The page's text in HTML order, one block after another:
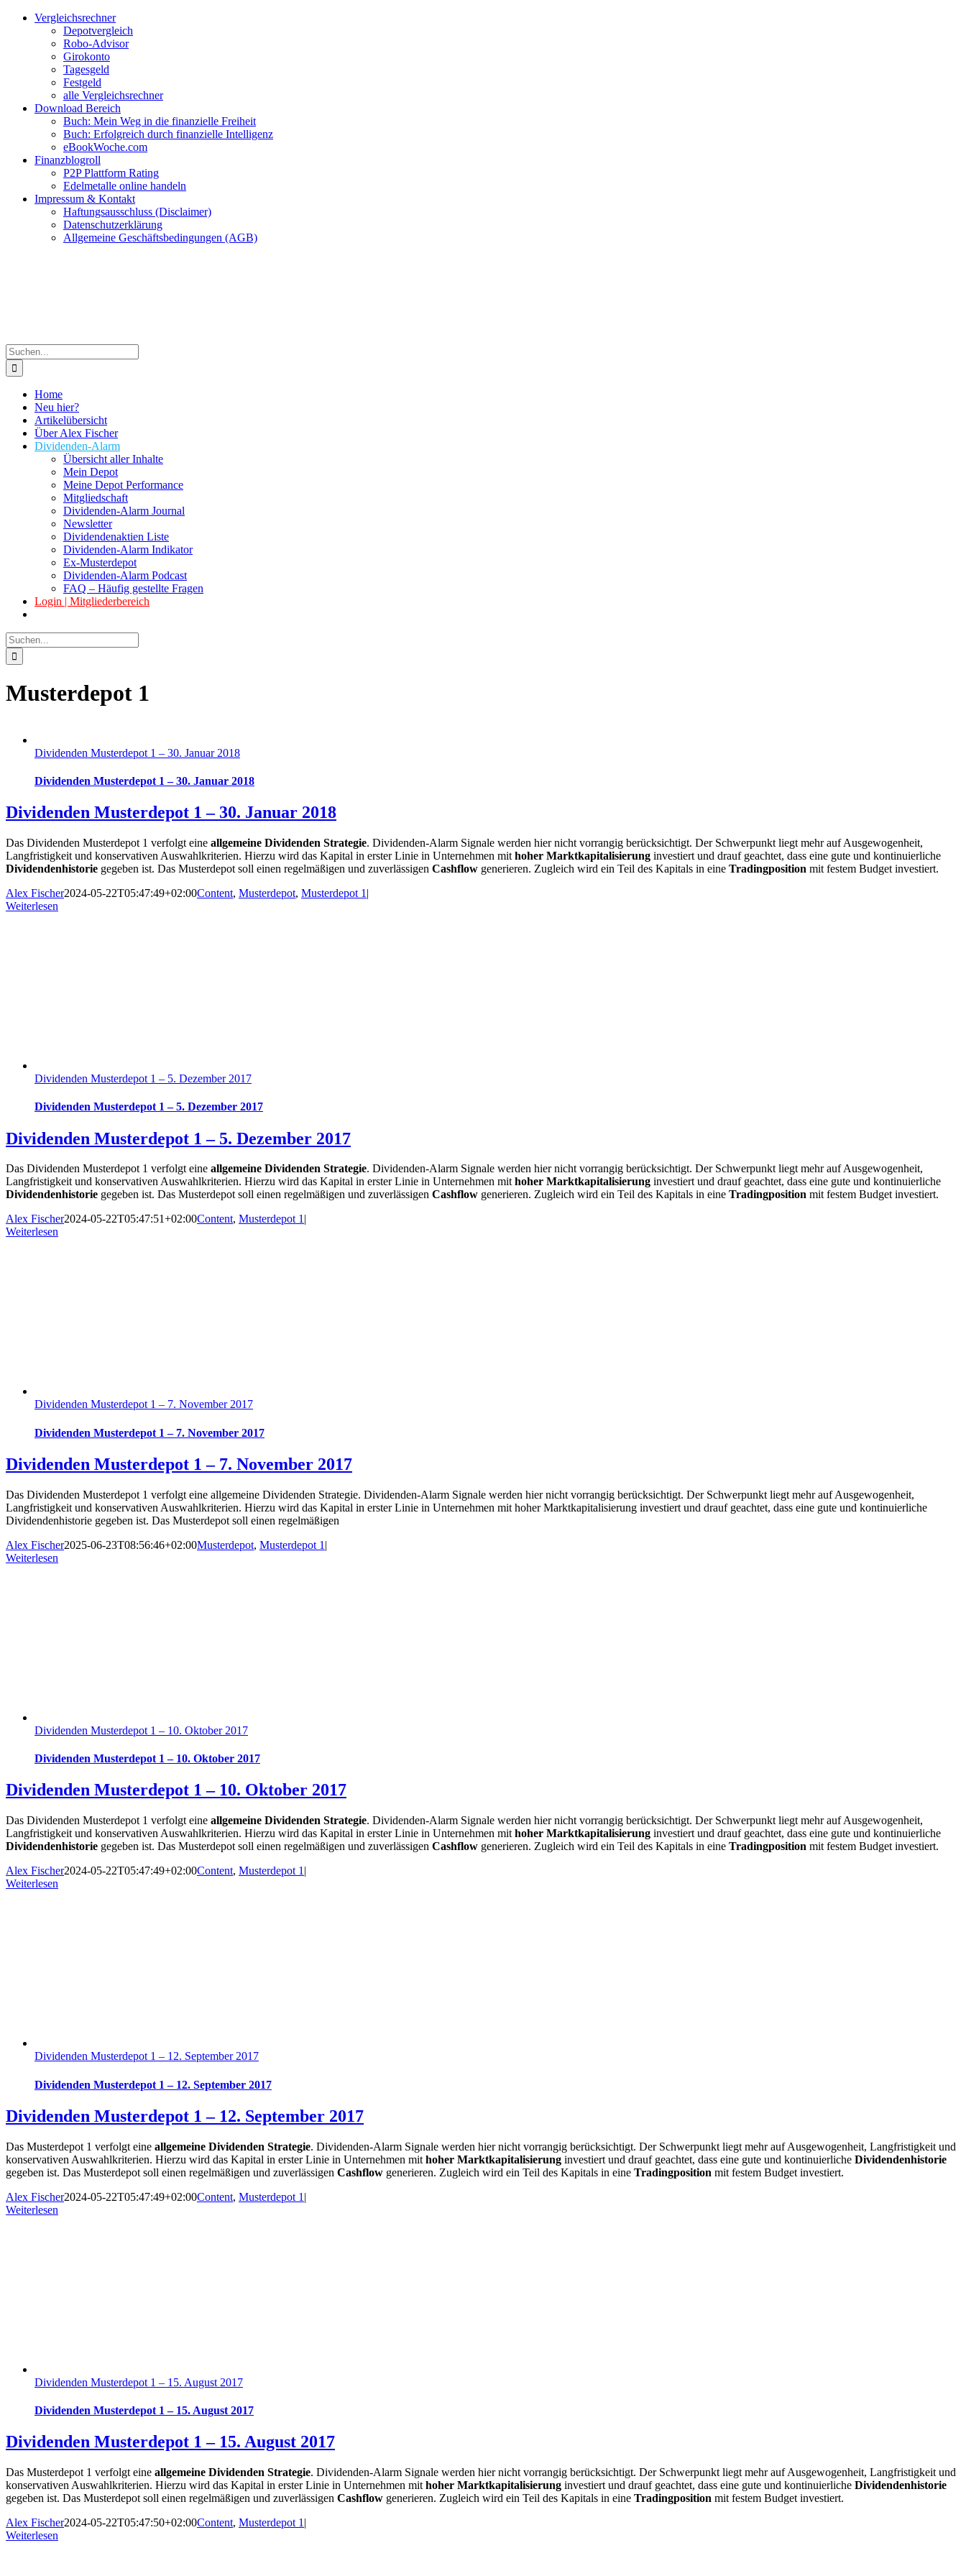
Zum
Facebook
Twitter
Instagram
Pinterest
YouTubeVergleichsrechner
Depotvergleich
Robo-Advisor
Girokonto
Tagesgeld
Festgeld
alle Vergleichsrechner
Download Bereich
Buch: Mein Weg in die finanzielle Freiheit
Buch: Erfolgreich durch finanzielle Intelligenz
eBookWoche.com
Finanzblogroll
P2P Plattform Rating
Edelmetalle online handeln
Impressum & Kontakt
Haftungsausschluss (Disclaimer)
Datenschutzerklärung
Allgemeine Geschäftsbedingungen (AGB)
Suche
nach:
Home
Neu hier?
Artikelübersicht
Über Alex Fischer
Dividenden-Alarm
Übersicht aller Inhalte
Mein Depot
Meine Depot Performance
Mitgliedschaft
Dividenden-Alarm Journal
Newsletter
Dividendenaktien Liste
Dividenden-Alarm Indikator
Ex-Musterdepot
Dividenden-Alarm Podcast
FAQ – Häufig gestellte Fragen
Login | Mitgliederbereich
Suche
nach:
Musterdepot 1
Dividenden Musterdepot 1 – 30. Januar 2018
Dividenden Musterdepot 1 – 30. Januar 2018
Dividenden Musterdepot 1 – 30. Januar 2018
Das Dividenden Musterdepot 1 verfolgt eine allgemeine Dividenden Strategie. Dividenden-Alarm Signale werden hier nicht vorrangig berücksichtigt. Der Schwerpunkt liegt mehr auf Ausgewogenheit,
Langfristigkeit und konservativen Auswahlkriterien. Hierzu wird das Kapital in erster Linie in Unternehmen mit hoher Marktkapitalisierung investiert und drauf geachtet, dass eine gute und kontinuierliche
Dividendenhistorie gegeben ist. Das Musterdepot soll einen regelmäßigen und zuverlässigen Cashflow generieren. Zugleich wird ein Teil des Kapitals in eine Tradingposition mit festem Budget investiert.
Alex Fischer2024-05-22T05:47:49+02:00Content, Musterdepot, Musterdepot 1 |
Weiterlesen
Dividenden Musterdepot 1 – 5. Dezember 2017
Dividenden Musterdepot 1 – 5. Dezember 2017
Dividenden Musterdepot 1 – 5. Dezember 2017
Das Dividenden Musterdepot 1 verfolgt eine allgemeine Dividenden Strategie. Dividenden-Alarm Signale werden hier nicht vorrangig berücksichtigt. Der Schwerpunkt liegt mehr auf Ausgewogenheit,
Langfristigkeit und konservativen Auswahlkriterien. Hierzu wird das Kapital in erster Linie in Unternehmen mithoher Marktkapitalisierung investiert und drauf geachtet, dass eine gute und kontinuierliche
Dividendenhistorie gegeben ist. Das Musterdepot soll einen regelmäßigen und zuverlässigen Cashflow generieren. Zugleich wird ein Teil des Kapitals in eine Tradingposition mit festem Budget investiert.
Alex Fischer2024-05-22T05:47:51+02:00Content, Musterdepot 1
Weiterlesen
Dividenden Musterdepot 1 – 7. November 2017
Dividenden Musterdepot 1 – 7. November 2017
Dividenden Musterdepot 1 – 7. November 2017
Das Dividenden Musterdepot 1 verfolgt eine allgemeine Dividenden Strategie. Dividenden-Alarm Signale werden hier nicht vorrangig berücksichtigt. Der Schwerpunkt liegt mehr auf Ausgewogenheit,
Langfristigkeit und konservativen Auswahlkriterien. Hierzu wird das Kapital in erster Linie in Unternehmen mit hoher Marktkapitalisierung investiert und drauf geachtet, dass eine gute und kontinuierliche
Dividendenhistorie gegeben ist. Das Musterdepot soll einen regelmäßigen
Alex Fischer2025-06-23T08:56:46+02:00Musterdepot, Musterdepot 1 |
Weiterlesen
Dividenden Musterdepot 1 – 10. Oktober 2017
Dividenden Musterdepot 1 – 10. Oktober 2017
Dividenden Musterdepot 1 – 10. Oktober 2017
Das Dividenden Musterdepot 1 verfolgt eine allgemeine Dividenden Strategie. Dividenden-Alarm Signale werden hier nicht vorrangig berücksichtigt. Der Schwerpunkt liegt mehr auf Ausgewogenheit,
Langfristigkeit und konservativen Auswahlkriterien. Hierzu wird das Kapital in erster Linie in Unternehmen mit hoher Marktkapitalisierung investiert und drauf geachtet, dass eine gute und kontinuierliche
Dividendenhistorie gegeben ist. Das Musterdepot soll einen regelmäßigen und zuverlässigen Cashflow generieren. Zugleich wird ein Teil des Kapitals in eine Tradingposition mit festem Budget investiert.
Alex Fischer2024-05-22T05:47:49+02:00Content, Musterdepot 1 |
Weiterlesen
Dividenden Musterdepot 1 – 12. September 2017
Dividenden Musterdepot 1 – 12. September 2017
Dividenden Musterdepot 1 – 12. September 2017
Das Musterdepot 1 verfolgt eine allgemeine Dividenden Strategie. Dividenden-Alarm Signale werden hier nicht vorrangig berücksichtigt. Der Schwerpunkt liegt mehr auf Ausgewogenheit, Langfristigkeit und
konservativen Auswahlkriterien. Hierzu wird das Kapital in erster Linie in Unternehmen mit hoher Marktkapitalisierung investiert und drauf geachtet, dass eine gute und kontinuierliche Dividendenhistorie
gegeben ist. Das Musterdepot soll einen regelmäßigen und zuverlässigen Cashflow generieren. Zugleich wird ein Teil des Kapitals in eine Tradingposition mit festem Budget investiert.
Alex Fischer2024-05-22T05:47:49+02:00Content, Musterdepot 1 |
Weiterlesen
Dividenden Musterdepot 1 – 15. August 2017
Dividenden Musterdepot 1 – 15. August 2017
Dividenden Musterdepot 1 – 15. August 2017
Das Musterdepot 1 verfolgt eine allgemeine Dividenden Strategie. Dividenden-Alarm Signale werden hier nicht vorrangig berücksichtigt. Der Schwerpunkt liegt mehr auf Ausgewogenheit, Langfristigkeit und
konservativen Auswahlkriterien. Hierzu wird das Kapital in erster Linie in Unternehmen mit hoher Marktkapitalisierung investiert und drauf geachtet, dass eine gute und kontinuierliche Dividendenhistorie
gegeben ist. Das Musterdepot soll einen regelmäßigen und zuverlässigen Cashflow generieren. Zugleich wird ein Teil des Kapitals in eine Tradingposition mit festem Budget investiert.
Alex Fischer2024-05-22T05:47:50+02:00Content, Musterdepot 1 |
Weiterlesen